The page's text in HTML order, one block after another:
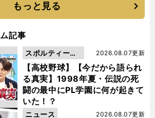
もっと見る
記事
【高校野球】【今だから語られ
る真実】1998年夏・伝説の死
闘の最中にPL学園に何が起きて
いた！？
2026.08.07更新
スポルティーバ
動画
2026.08.07更新
ニュース